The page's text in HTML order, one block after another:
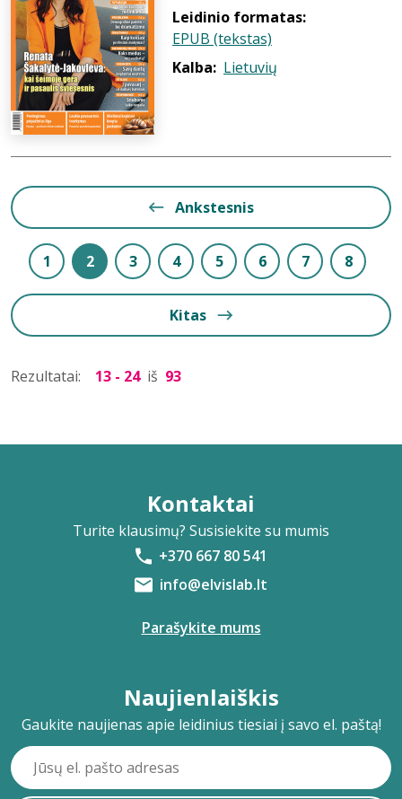
Leidinio formatas:
EPUB (tekstas)
Kalba: Lietuvių
Ankstesnis
1 2 3 4 5 6 7 8
Kitas
Rezultatai: 13 - 24 iš 93
Kontaktai
Turite klausimų? Susisiekite su mumis
+370 667 80 541
info@elvislab.lt
Parašykite mums
Naujienlaiškis
Gaukite naujienas apie leidinius tiesiai į savo el. paštą!